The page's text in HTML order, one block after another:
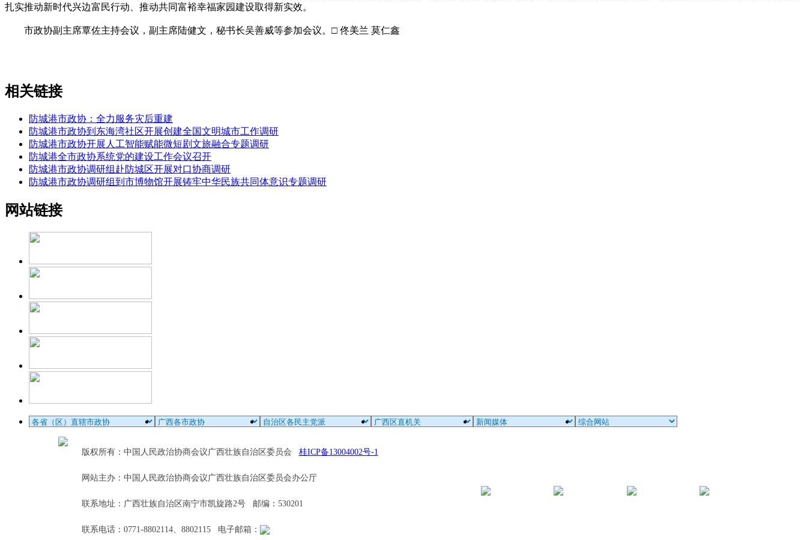
扎实推动新时代兴边富民行动、推动共同富裕幸福家园建设取得新实效。
市政协副主席覃佐主持会议，副主席陆健文，秘书长吴善威等参加会议。□ 佟美兰 莫仁鑫
相关链接
防城港市政协：全力服务灾后重建
防城港市政协到东海湾社区开展创建全国文明城市工作调研
防城港市政协开展人工智能赋能微短剧文旅融合专题调研
防城港全市政协系统党的建设工作会议召开
防城港市政协调研组赴防城区开展对口协商调研
防城港市政协调研组到市博物馆开展铸牢中华民族共同体意识专题调研
网站链接
版权所有：中国人民政治协商会议广西壮族自治区委员会 桂ICP备13004002号-1
网站主办：中国人民政治协商会议广西壮族自治区委员会办公厅
联系地址：广西壮族自治区南宁市凯旋路2号 邮编：530201
联系电话：0771-8802114、8802115 电子邮箱：